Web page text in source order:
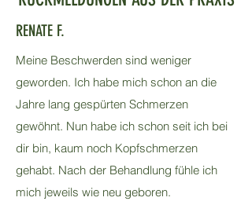
RENATE F.
Meine Beschwerden sind weniger
geworden. Ich habe mich schon an die
Jahre lang gespürten Schmerzen
gewöhnt. Nun habe ich schon seit ich bei
dir bin, kaum noch Kopfschmerzen
gehabt. Nach der Behandlung fühle ich
mich jeweils wie neu geboren.